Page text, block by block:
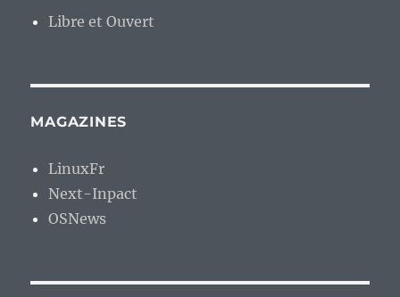
Libre et Ouvert
MAGAZINES
LinuxFr
Next-Inpact
OSNews